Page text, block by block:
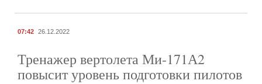
07:42 26.12.2022
Тренажер вертолета Ми-171А2
повысит уровень подготовки пилотов